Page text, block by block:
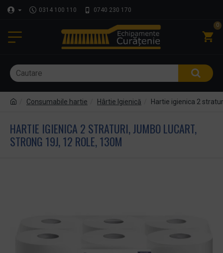
0314 100 110 0740 230 170
0
Consumabile hartie Hârtie Igienică Hartie igienica 2
HARTIE IGIENICA 2 STRATURI, JUMBO LUCART,
STRONG 19J, 12 ROLE, 130M